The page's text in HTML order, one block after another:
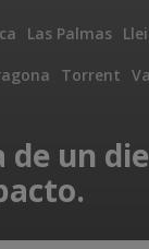
Las Palmas
Torrent
de un